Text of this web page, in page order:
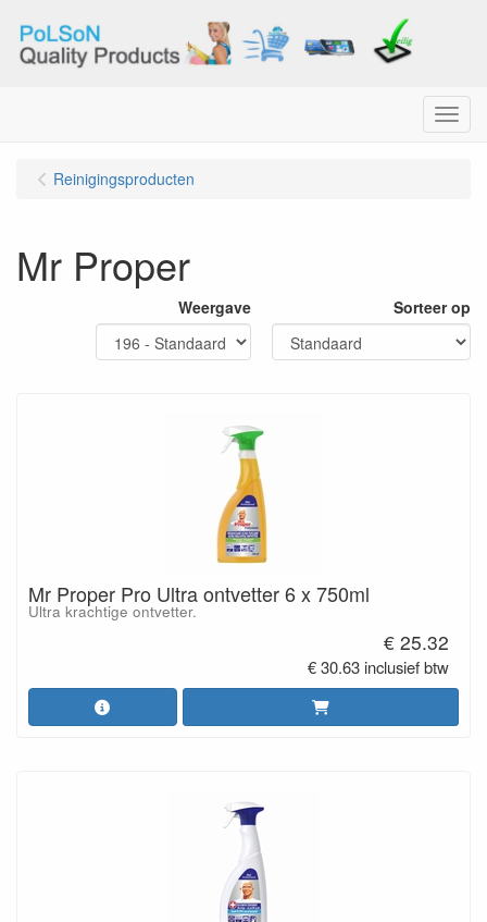
Menu
Reinigingsproducten
Mr Proper
Weergave Sorteer op
Mr Proper Pro Ultra ontvetter 6 x 750ml
Ultra krachtige ontvetter.
€ 25.32
€ 30.63 inclusief btw